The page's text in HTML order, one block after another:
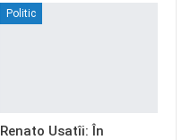
Politic
Renato Usatîi: În